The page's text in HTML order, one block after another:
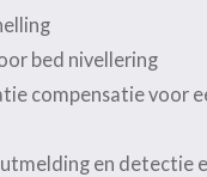
bed nivellering
compensatie voor
en detectie